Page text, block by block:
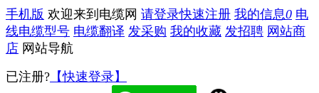
手机版 欢迎来到电缆网 请登录快速注册 我的信息0 电
线电缆型号 电缆翻译 发采购 我的收藏 发招聘 网站商
店 网站导航
已注册? 【快速登录】